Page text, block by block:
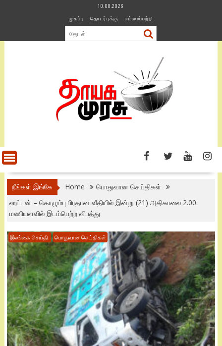
10.08.2026
முகப்பு
தொடர்புக்கு எம்மைப்பற்றி
நீங்கள் இங்கே Home
பொதுவான செய்திகள்
ஹட்டன் – கொழும்பு பிரதான வீதியில் இன்று (21) அதிகாலை 2.00
மணியளவில் இடம்பெற்ற விபத்து
இலங்கை செய்தி. பொதுவான செய்திகள்